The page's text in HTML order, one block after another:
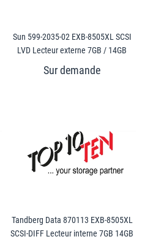
Sun 599-2035-02 EXB-8505XL SCSI
LVD Lecteur externe 7GB / 14GB
Tandberg Data 870113 EXB-8505XL
SCSI-DIFF Lecteur interne 7GB 14GB